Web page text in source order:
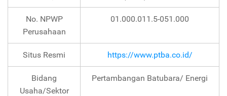
No. NPWP
Perusahaan
01.000.011.5-051.000
Situs Resmi https://www.ptba.co.id/
Bidang
Usaha/Sektor
Pertambangan Batubara/ Energi